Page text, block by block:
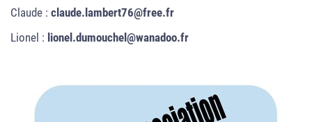
Claude : claude.lambert76@free.fr
Lionel : lionel.dumouchel@wanadoo.fr